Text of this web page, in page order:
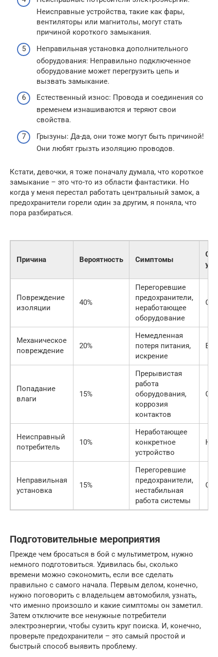
Неисправные устройства, такие как фары,
вентиляторы или магнитолы, могут стать
причиной короткого замыкания.
Неправильная установка дополнительного
оборудования: Неправильно подключенное
оборудование может перегрузить цепь и
вызвать замыкание.
Естественный износ: Провода и соединения со
временем изнашиваются и теряют свои
свойства.
Грызуны: Да-да, они тоже могут быть причиной!
Они любят грызть изоляцию проводов.
Кстати, девочки, я тоже поначалу думала, что короткое
замыкание – это что-то из области фантастики. Но
когда у меня перестал работать центральный замок, а
предохранители горели один за другим, я поняла, что
пора разбираться.
Причина Вероятность Симптомы
Повреждение
изоляции
40%
Перегоревшие
предохранители,
неработающее
оборудование
Механическое
повреждение
20%
Немедленная
потеря питания,
искрение
Попадание
влаги
15%
Прерывистая
работа
оборудования,
коррозия
контактов
Неисправный
потребитель
10%
Неработающее
конкретное
устройство
Неправильная
установка
15%
Перегоревшие
предохранители,
нестабильная
работа системы
Подготовительные мероприятия
Прежде чем бросаться в бой с мультиметром, нужно
немного подготовиться. Удивилась бы, сколько
времени можно сэкономить, если все сделать
правильно с самого начала. Первым делом, конечно,
нужно поговорить с владельцем автомобиля, узнать,
что именно произошло и какие симптомы он заметил.
Затем отключите все ненужные потребители
электроэнергии, чтобы сузить круг поиска. И, конечно,
проверьте предохранители – это самый простой и
быстрый способ выявить проблему.